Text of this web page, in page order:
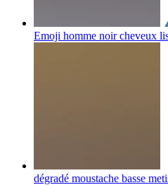
Emoji homme noir cheveux
dégradé moustache basse